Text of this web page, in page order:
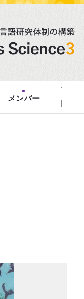
メンバー